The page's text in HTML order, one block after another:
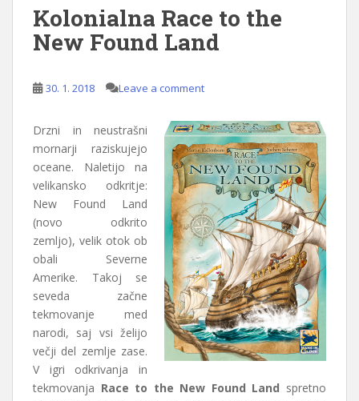
Kolonialna Race to the
New Found Land
30. 1. 2018 Leave a comment
Drzni in neustrašni
mornarji raziskujejo
oceane. Naletijo na
velikansko odkritje:
New Found Land
(novo odkrito
zemljo), velik otok ob
obali Severne
Amerike. Takoj se
seveda začne
tekmovanje med
narodi, saj vsi želijo
večji del zemlje zase.
V igri odkrivanja in
tekmovanja Race to the New Found Land spretno